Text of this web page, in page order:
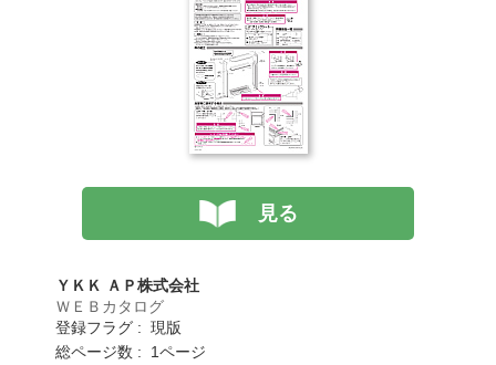
見る
ＹＫＫ ＡＰ株式会社
ＷＥＢカタログ
登録フラグ : 現版
総ページ数 : 1ページ